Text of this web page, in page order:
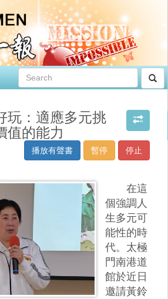
玩：適應多元挑
值的能力
停止
暫停
播放有聲書
在這
個強調人
生多元可
能性的時
代。太極
門南港道
館於近日
邀請黃鈴